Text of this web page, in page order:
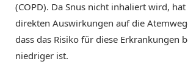
(COPD). Da Snus nicht inhaliert wird, hat
direkten Auswirkungen auf die
dass das Risiko für diese Erkrankungen
niedriger ist.